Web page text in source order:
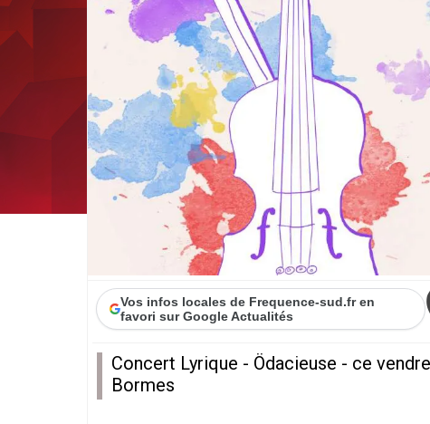
Vos infos locales de Frequence-sud.fr en
favori sur Google Actualités
Concert Lyrique - Ödacieuse - ce
Bormes